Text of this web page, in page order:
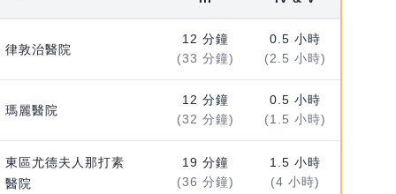
律敦治醫院
12 分鐘
(33 分鐘)
0.5 小時
(2.5 小時)
瑪麗醫院
12 分鐘
(32 分鐘)
0.5 小時
(1.5 小時)
東區尤德夫人那打素
醫院
19 分鐘
(36 分鐘)
1.5 小時
(4 小時)